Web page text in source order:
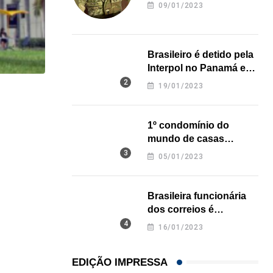
Açaí é reconhecido oficialmente como fruto
09/01/2023
Brasileiro é detido pela
Interpol no Panamá e
pode pegar prisão
19/01/2023
1º condomínio do
mundo de casas
impressas em 3D é
05/01/2023
Brasileira funcionária
dos correios é
assassinada a facadas
16/01/2023
EDIÇÃO IMPRESSA